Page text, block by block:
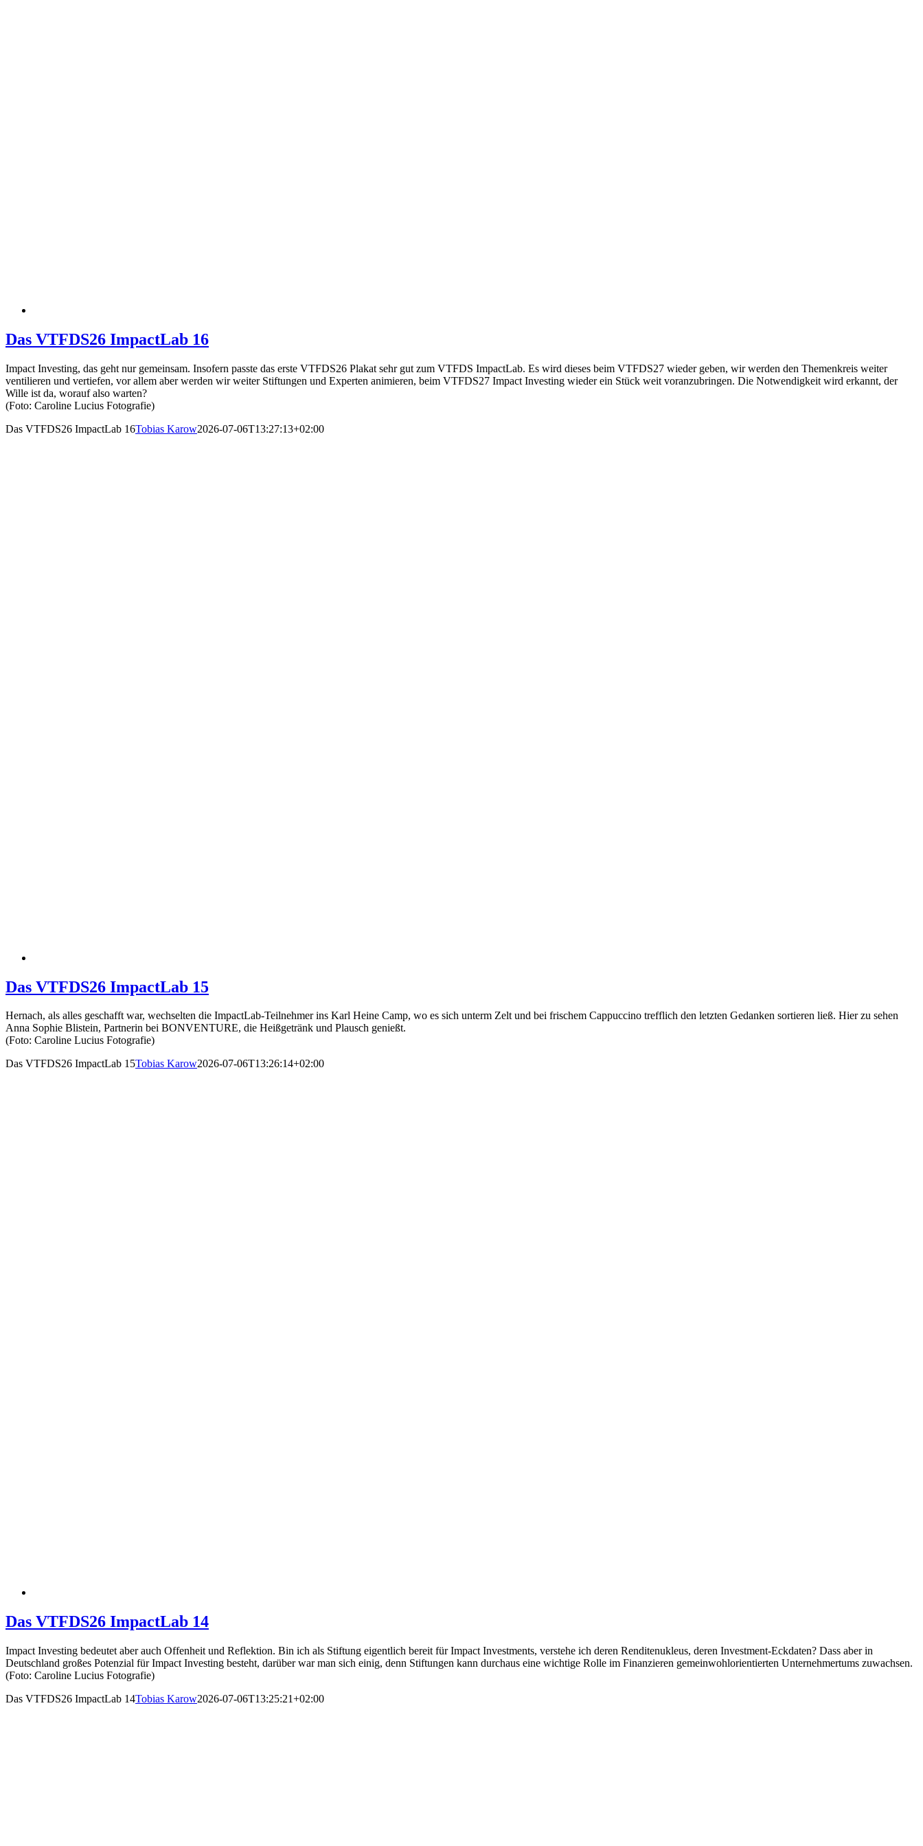
Das VTFDS26 ImpactLab 16
Impact Investing, das geht nur gemeinsam. Insofern passte das erste VTFDS26 Plakat sehr gut zum VTFDS ImpactLab. Es wird dieses beim VTFDS27 wieder geben, wir werden den Themenkreis weiter
ventilieren und vertiefen, vor allem aber werden wir weiter Stiftungen und Experten animieren, beim VTFDS27 Impact Investing wieder ein Stück weit voranzubringen. Die Notwendigkeit wird erkannt, der
Wille ist da, worauf also warten?
(Foto: Caroline Lucius Fotografie)
Das VTFDS26 ImpactLab 16Tobias Karow2026-07-06T13:27:13+02:00
Das VTFDS26 ImpactLab 15
Hernach, als alles geschafft war, wechselten die ImpactLab-Teilnehmer ins Karl Heine Camp, wo es sich unterm Zelt und bei frischem Cappuccino trefflich den letzten Gedanken sortieren ließ. Hier zu sehen
Anna Sophie Blistein, Partnerin bei BONVENTURE, die Heißgetränk und Plausch genießt.
(Foto: Caroline Lucius Fotografie)
Das VTFDS26 ImpactLab 15Tobias Karow2026-07-06T13:26:14+02:00
Das VTFDS26 ImpactLab 14
Impact Investing bedeutet aber auch Offenheit und Reflektion. Bin ich als Stiftung eigentlich bereit für Impact Investments, verstehe ich deren Renditenukleus, deren Investment-Eckdaten? Dass aber in
Deutschland großes Potenzial für Impact Investing besteht, darüber war man sich einig, denn Stiftungen kann durchaus eine wichtige Rolle im Finanzieren gemeinwohlorientierten Unternehmertums zuwachsen.
(Foto: Caroline Lucius Fotografie)
Das VTFDS26 ImpactLab 14Tobias Karow2026-07-06T13:25:21+02:00